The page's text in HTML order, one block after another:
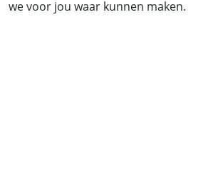
we voor jou waar kunnen maken.